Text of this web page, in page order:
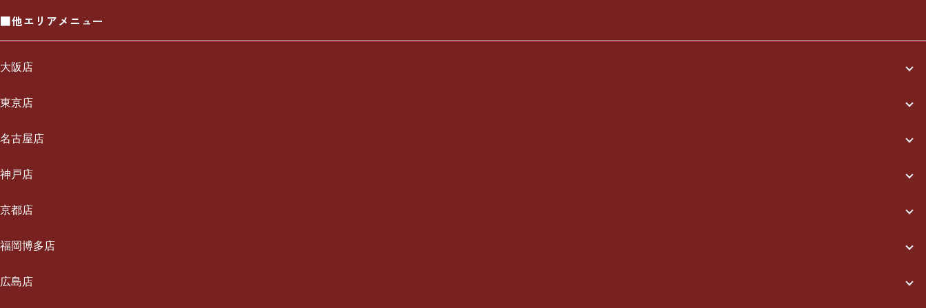
■他エリアメニュー
大阪店
一休について
ご利用の流れ
ブログ
お知らせ
採用情報
東京店
一休について
ご利用の流れ
ブログ
お知らせ
名古屋店
一休について
ご利用の流れ
ブログ
神戸店
一休について
ご利用の流れ
京都店
一休について
ご利用の流れ
福岡博多店
一休について
広島店